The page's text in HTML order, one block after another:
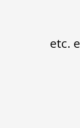
etc.